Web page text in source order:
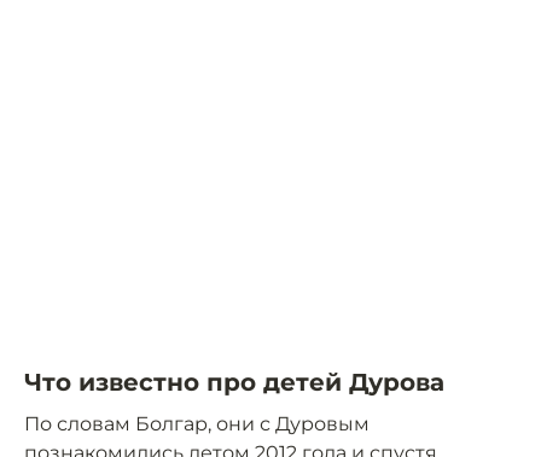
Что известно про детей Дурова
По словам Болгар, они с Дуровым